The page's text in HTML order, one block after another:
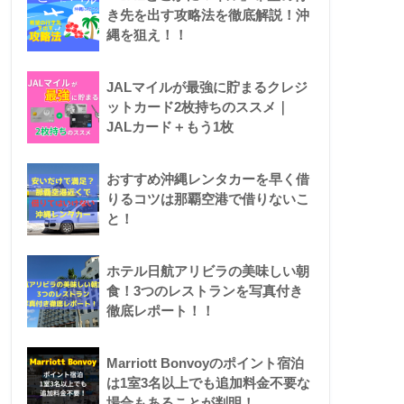
き先を出す攻略法を徹底解説！沖
縄を狙え！！
JALマイルが最強に貯まるクレジ
ットカード2枚持ちのススメ｜
JALカード＋もう1枚
おすすめ沖縄レンタカーを早く借
りるコツは那覇空港で借りないこ
と！
ホテル日航アリビラの美味しい朝
食！3つのレストランを写真付き
徹底レポート！！
Marriott Bonvoyのポイント宿泊
は1室3名以上でも追加料金不要な